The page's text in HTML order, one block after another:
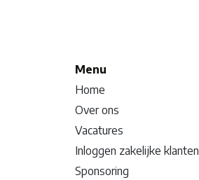
Menu
Home
Over ons
Vacatures
Inloggen zakelijke klanten
Sponsoring